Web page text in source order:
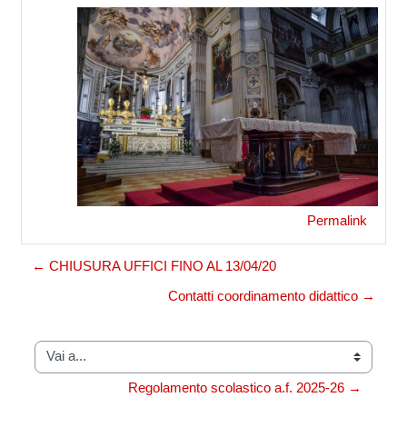
Permalink
← CHIUSURA UFFICI FINO AL 13/04/20
Contatti coordinamento didattico →
Vai a...
Regolamento scolastico a.f. 2025-26 →